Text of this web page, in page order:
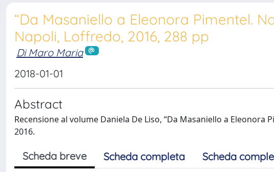
“Da Masaniello a Eleonora Pimentel.
Napoli, Loffredo, 2016, 288 pp
Di Maro Maria
2018-01-01
Abstract
Recensione al volume Daniela De Liso, “Da Masaniello a
2016.
Scheda breve Scheda completa Scheda